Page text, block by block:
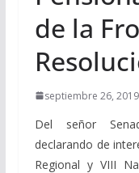
de la
septiembre 26, 2019
Del señor
declarando de
Regional y VIII